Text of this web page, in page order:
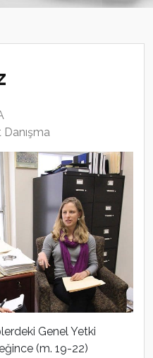
Genel Yetki
(m. 19-22)